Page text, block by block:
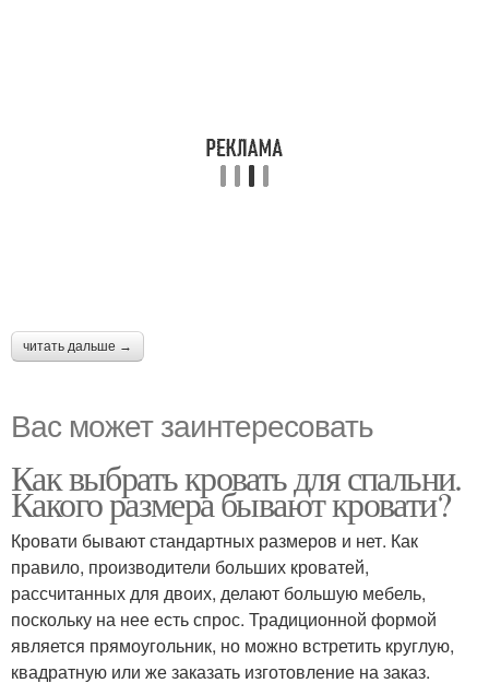
читать дальше →
Вас может заинтересовать
Как выбрать кровать для спальни.
Какого размера бывают кровати?
Кровати бывают стандартных размеров и нет. Как
правило, производители больших кроватей,
рассчитанных для двоих, делают большую мебель,
поскольку на нее есть спрос. Традиционной формой
является прямоугольник, но можно встретить круглую,
квадратную или же заказать изготовление на заказ.